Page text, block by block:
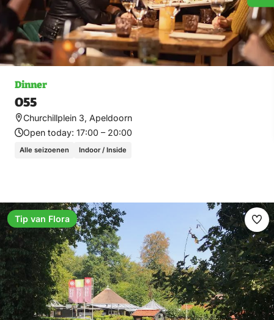
Dinner
O55
Churchillplein 3, Apeldoorn
Open today: 17:00 – 20:00
Alle seizoenen Indoor / Inside
Tip van Flora